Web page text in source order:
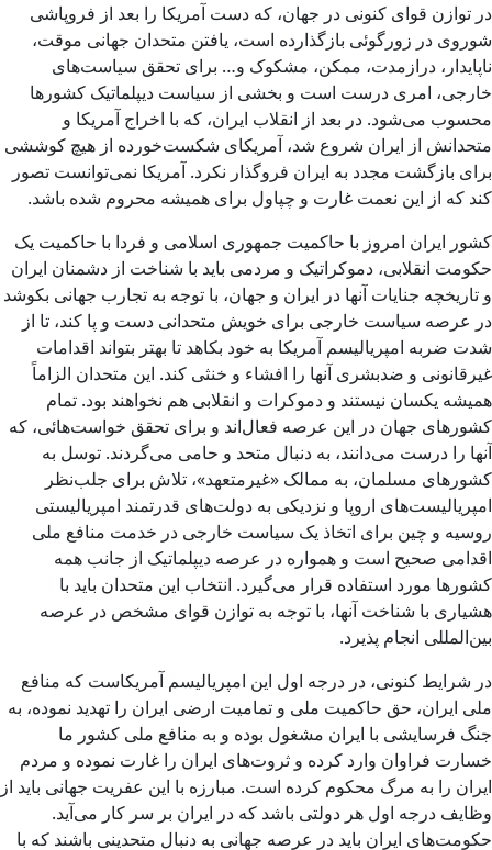
در توازن قوای کنونی در جهان، که دست آمریکا را بعد از فروپاشی
شوروی در زورگوئی بازگذارده است، یافتن متحدان جهانی موقت،
ناپایدار، درازمدت، ممکن، مشکوک و… برای تحقق سیاست‌های
خارجی، امری درست است و بخشی از سیاست دیپلماتیک کشورها
محسوب می‌شود. در بعد از انقلاب ایران، که با اخراج آمریکا و
متحدانش از ایران شروع شد، آمریکای شکست‌خورده از هیچ کوششی
برای بازگشت مجدد به ایران فروگذار نکرد. آمریکا نمی‌توانست تصور
کند که از این نعمت غارت و چپاول برای همیشه محروم شده باشد.
کشور ایران امروز با حاکمیت جمهوری اسلامی و فردا با حاکمیت یک
حکومت انقلابی، دموکراتیک و مردمی باید با شناخت از دشمنان ایران
و تاریخچه جنایات آنها در ایران و جهان، با توجه به تجارب جهانی بکوشد
در عرصه سیاست خارجی برای خویش متحدانی دست و پا کند، تا از
شدت ضربه امپریالیسم آمریکا به خود بکاهد تا بهتر بتواند اقدامات
غیرقانونی و ضدبشری آنها را افشاء و خنثی کند. این متحدان الزاماً
همیشه یکسان نیستند و دموکرات و انقلابی هم نخواهند بود. تمام
کشورهای جهان در این عرصه فعال‌اند و برای تحقق خواست‌هائی، که
آنها را درست می‌دانند، به دنبال متحد و حامی می‌گردند. توسل به
کشورهای مسلمان، به ممالک «غیرمتعهد»، تلاش برای جلب‌نظر
امپریالیست‌های اروپا و نزدیکی به دولت‌های قدرتمند امپریالیستی
روسیه و چین برای اتخاذ یک سیاست خارجی در خدمت منافع ملی
اقدامی صحیح است و همواره در عرصه دیپلماتیک از جانب همه
کشورها مورد استفاده قرار می‌گیرد. انتخاب این متحدان باید با
هشیاری با شناخت آنها، با توجه به توازن قوای مشخص در عرصه
بین‌المللی انجام پذیرد.
در شرایط کنونی، در درجه اول این امپریالیسم آمریکاست که منافع
ملی ایران، حق حاکمیت ملی و تمامیت ارضی ایران را تهدید نموده، به
جنگ فرسایشی با ایران مشغول بوده و به منافع ملی کشور ما
خسارت فراوان وارد کرده و ثروت‌های ایران را غارت نموده و مردم
ایران را به مرگ محکوم کرده است. مبارزه با این عفریت جهانی باید از
وظایف درجه اول هر دولتی باشد که در ایران بر سر کار می‌آید.
حکومت‌های ایران باید در عرصه جهانی به دنبال متحدینی باشند که با